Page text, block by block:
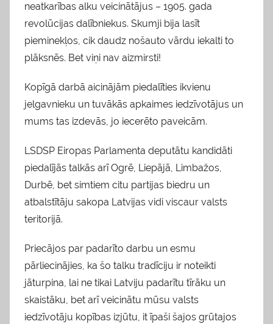
neatkarības alku veicinātājus – 1905. gada
revolūcijas dalībniekus. Skumji bija lasīt
pieminekļos, cik daudz nošauto vārdu iekalti to
plāksnēs. Bet viņi nav aizmirsti!
Kopīgā darbā aicinājām piedalīties ikvienu
jelgavnieku un tuvākās apkaimes iedzīvotājus un
mums tas izdevās, jo iecerēto paveicām.
LSDSP Eiropas Parlamenta deputātu kandidāti
piedalījās talkās arī Ogrē, Liepājā, Limbažos,
Durbē, bet simtiem citu partijas biedru un
atbalstītāju sakopa Latvijas vidi viscaur valsts
teritorijā.
Priecājos par padarīto darbu un esmu
pārliecinājies, ka šo talku tradīciju ir noteikti
jāturpina, lai ne tikai Latviju padarītu tīrāku un
skaistāku, bet arī veicinātu mūsu valsts
iedzīvotāju kopības izjūtu, it īpaši šajos grūtajos